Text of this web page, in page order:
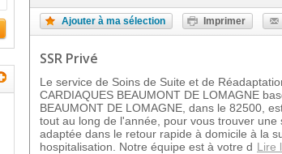
Ajouter à ma sélection Imprimer
SSR Privé
Le service de Soins de Suite et de
CARDIAQUES BEAUMONT DE LOMAGNE
BEAUMONT DE LOMAGNE, dans le 82500,
tout au long de l'année, pour vous trouver une
adaptée dans le retour rapide à domicile à la
hospitalisation. Notre équipe est à votre d Lire